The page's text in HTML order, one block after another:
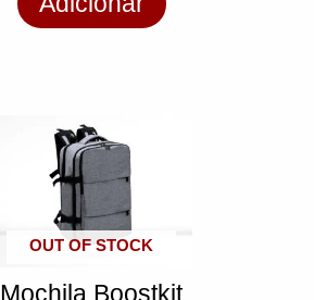
OUT OF STOCK
Mochila Boostkit